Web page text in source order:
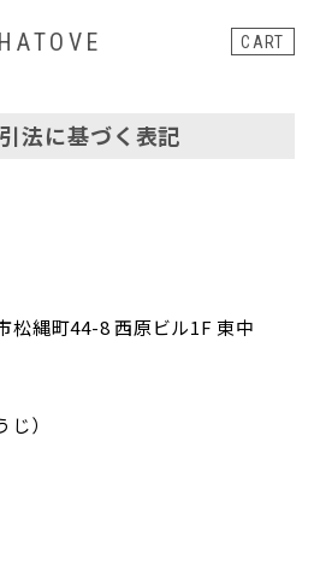
CART
法に基づく表記
松縄町44-8 西原ビル1F 東中
）